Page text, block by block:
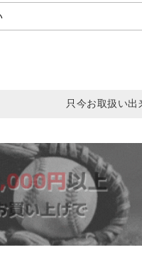
只今お取扱い出